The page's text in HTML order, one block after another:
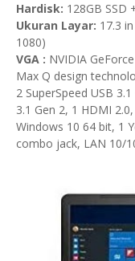
Hardisk: 128GB SSD
Ukuran Layar: 17.3
1080)
VGA : NVIDIA
Max Q design
2 SuperSpeed USB
3.1 Gen 2, 1 HDMI
Windows 10 64 bit, 1
combo jack, LAN 10/